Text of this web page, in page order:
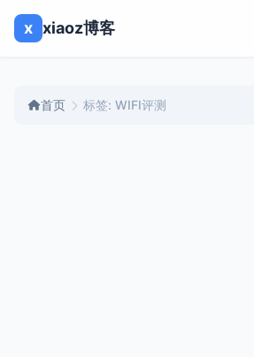
x xiaoz博客
首页 标签: WIFI评测